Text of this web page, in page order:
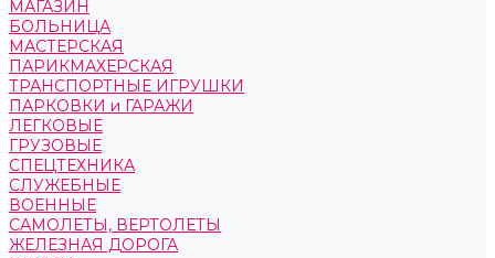
МАГАЗИН
БОЛЬНИЦА
МАСТЕРСКАЯ
ПАРИКМАХЕРСКАЯ
ТРАНСПОРТНЫЕ ИГРУШКИ
ПАРКОВКИ и ГАРАЖИ
ЛЕГКОВЫЕ
ГРУЗОВЫЕ
СПЕЦТЕХНИКА
СЛУЖЕБНЫЕ
ВОЕННЫЕ
САМОЛЕТЫ, ВЕРТОЛЕТЫ
ЖЕЛЕЗНАЯ ДОРОГА